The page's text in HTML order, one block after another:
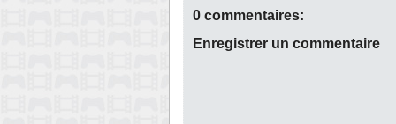
0 commentaires:
Enregistrer un commentaire